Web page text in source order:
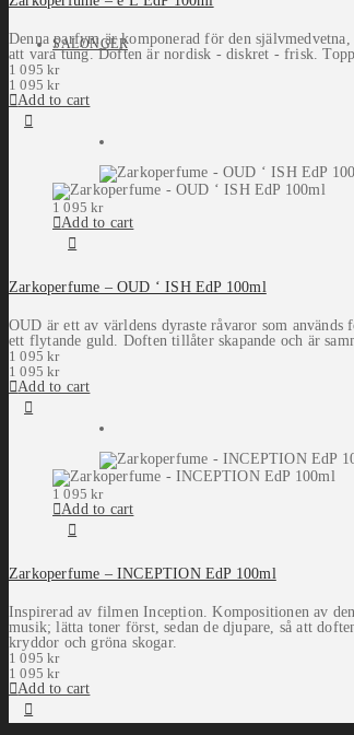
SALONGER
Denna parfym är komponerad för den
att vara tung. Doften är nordisk - diskret - frisk.
1 095kr
1 095kr
Add to cart
1 095kr
Add to cart
Zarkoperfume – OUD ‘ ISH EdP 100ml
OUD är ett av världens dyraste råvaror som
ett flytande guld. Doften tillåter skapande och är
1 095kr
1 095kr
Add to cart
1 095kr
Add to cart
Zarkoperfume – INCEPTION EdP 100ml
Inspirerad av filmen Inception. Kompositionen av
musik; lätta toner först, sedan de djupare, så att
kryddor och gröna skogar.
1 095kr
1 095kr
Add to cart